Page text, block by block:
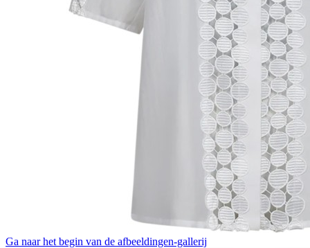
Ga naar het begin van de afbeeldingen-gallerij